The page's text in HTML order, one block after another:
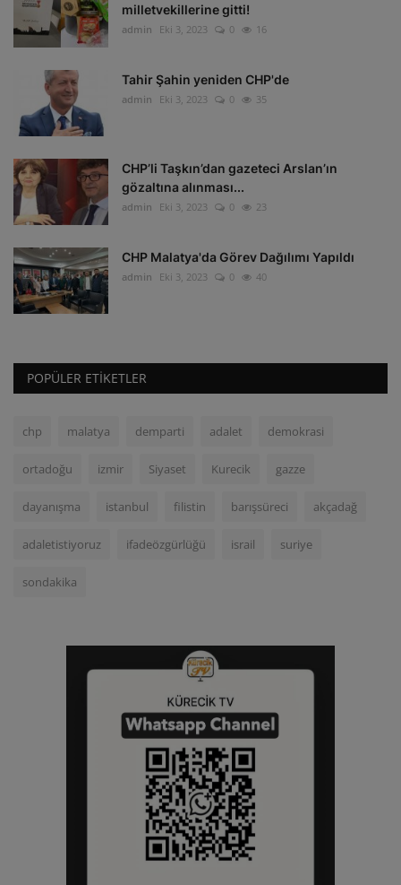
milletvekillerine gitti!
admin Eki 3, 2023 0 16
Tahir Şahin yeniden CHP'de
admin Eki 3, 2023 0 35
CHP’li Taşkın’dan gazeteci Arslan’ın
gözaltına alınması...
admin Eki 3, 2023 0 23
CHP Malatya'da Görev Dağılımı Yapıldı
admin Eki 3, 2023 0 40
POPÜLER ETIKETLER
chp malatya demparti adalet demokrasi
ortadoğu izmir Siyaset Kurecik gazze
dayanışma istanbul filistin barışsüreci akçadağ
adaletistiyoruz ifadeözgürlüğü israil suriye
sondakika